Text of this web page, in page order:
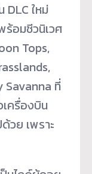
ใหม่
ร้อมชีวนิเวศ
Tops,
Savanna ที่
ครื่องบิน
วย เพราะ